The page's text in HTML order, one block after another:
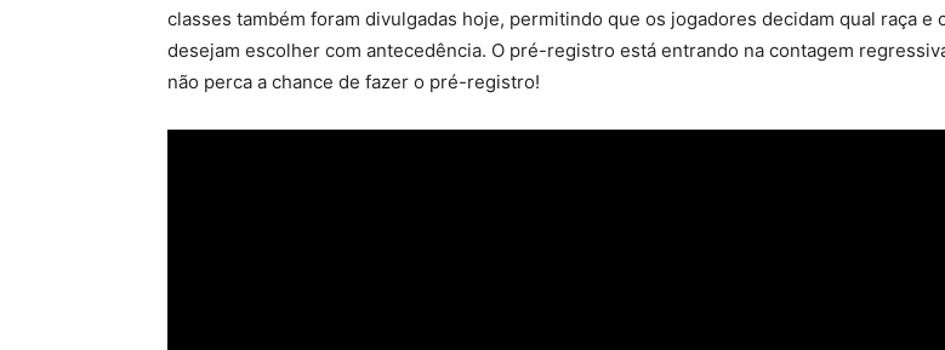
classes também foram divulgadas hoje, permitindo que os jogadores decidam qual raça e
desejam escolher com antecedência. O pré-registro está entrando na contagem
não perca a chance de fazer o pré-registro!